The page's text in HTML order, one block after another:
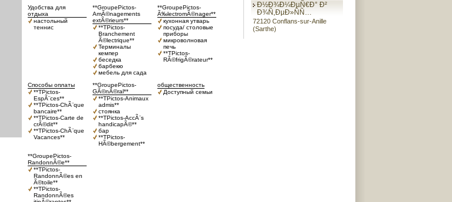
Удобства для
отдыха
настольный
теннис
**GroupePictos-
AmÃ©nagements
extÃ©rieurs**
**TPictos-
Branchement
Ã©lectrique**
Терминалы
кемпер
беседка
барбекю
мебель для сада
**GroupePictos-
Ã‰lectromÃ©nager**
кухонная утварь
посуда/ столовые
приборы
микроволновая
печь
**TPictos-
RÃ©frigÃ©rateur**
Способы оплаты
**TPictos-
EspÃ¨ces**
**TPictos-ChÃ¨que
bancaire**
**TPictos-Carte de
crÃ©dit**
**TPictos-ChÃ¨que
Vacances**
**GroupePictos-
GÃ©nÃ©ral**
**TPictos-Animaux
admis**
стоянка
**TPictos-AccÃ¨s
handicapÃ©**
бар
**TPictos-
HÃ©bergement**
общественность
Доступный семьи
**GroupePictos-
RandonnÃ©e**
**TPictos-
RandonnÃ©es en
Ã©toile**
**TPictos-
RandonnÃ©es
Ð½Ð¾Ð¼ÐµÑ€Ð° Ð²
Ð¾Ñ‚ÐµÐ»ÑÑ…
72120 Conflans-sur-Anille
(Sarthe)